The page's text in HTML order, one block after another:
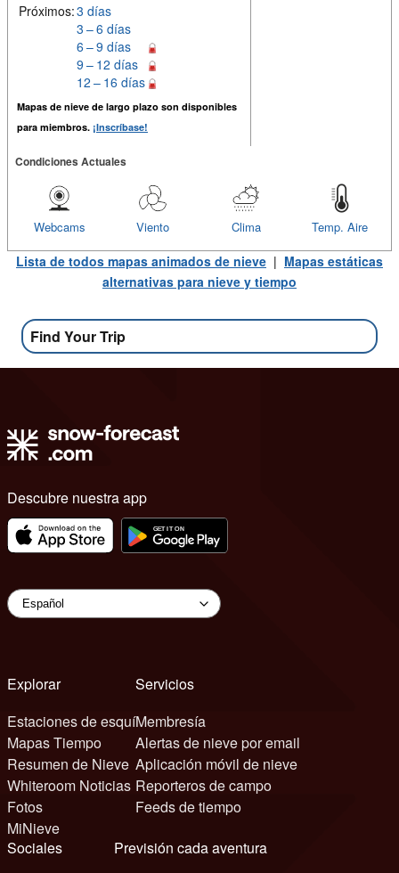
Próximos:3 días
3 – 6 días
6 – 9 días
9 – 12 días
12 – 16 días
Mapas de nieve de largo plazo son disponibles
para miembros. ¡Inscríbase!
Condiciones Actuales
Temp. Aire
Clima
Viento
Webcams
Lista de todos mapas animados de nieve | Mapas estáticas
alternativas para nieve y tiempo
Find Your Trip
Descubre nuestra app
Explorar
Estaciones de esquí
Mapas Tiempo
Resumen de Nieve
Whiteroom Noticias
Fotos
MiNieve
Servicios
Membresía
Alertas de nieve por email
Aplicación móvil de nieve
Reporteros de campo
Feeds de tiempo
Sociales
Previsión cada aventura